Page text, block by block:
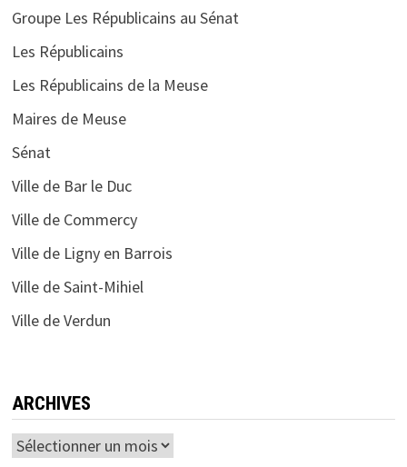
Groupe Les Républicains au Sénat
Les Républicains
Les Républicains de la Meuse
Maires de Meuse
Sénat
Ville de Bar le Duc
Ville de Commercy
Ville de Ligny en Barrois
Ville de Saint-Mihiel
Ville de Verdun
ARCHIVES
Archives